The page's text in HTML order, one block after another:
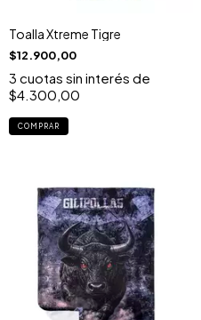
Toalla Xtreme Tigre
$12.900,00
3 cuotas sin interés de
$4.300,00